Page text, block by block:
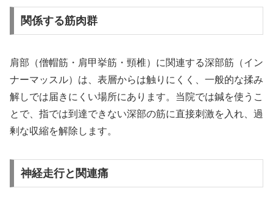
関係する筋肉群
肩部（僧帽筋・肩甲挙筋・頸椎）に関連する深部筋（イン
ナーマッスル）は、表層からは触りにくく、一般的な揉み
解しでは届きにくい場所にあります。当院では鍼を使うこ
とで、指では到達できない深部の筋に直接刺激を入れ、過
剰な収縮を解除します。
神経走行と関連痛